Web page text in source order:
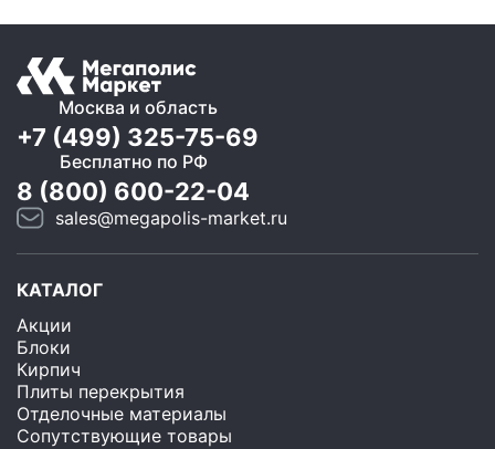
Москва и область
+7 (499) 325-75-69
Бесплатно по РФ
8 (800) 600-22-04
sales@megapolis-market.ru
КАТАЛОГ
Акции
Блоки
Кирпич
Плиты перекрытия
Отделочные материалы
Сопутствующие товары